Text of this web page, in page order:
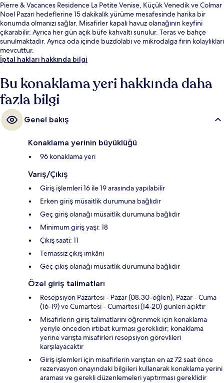
Pierre & Vacances Residence La Petite Venise, Küçük Venedik ve Colmar
Noel Pazarı hedeflerine 15 dakikalık yürüme mesafesinde harika bir
konumda olmanızı sağlar. Misafirler kapalı havuz olanağının keyfini
çıkarabilir. Ayrıca her gün açık büfe kahvaltı sunulur. Teras ve bahçe
sunulmaktadır. Ayrıca oda içinde buzdolabı ve mikrodalga fırın kolaylıkları
mevcuttur.
İptal hakları hakkında bilgi
Bu konaklama yeri hakkında daha
fazla bilgi
Genel bakış
Konaklama yerinin büyüklüğü
96 konaklama yeri
Varış/Çıkış
Giriş işlemleri 16 ile 19 arasında yapılabilir
Erken giriş müsaitlik durumuna bağlıdır
Geç giriş olanağı müsaitlik durumuna bağlıdır
Minimum giriş yaşı: 18
Çıkış saati: 11
Temassız çıkış imkânı
Geç çıkış olanağı müsaitlik durumuna bağlıdır
Özel giriş talimatları
Resepsiyon Pazartesi - Pazar (08.30-öğlen), Pazar - Cuma
(16-19) ve Cumartesi - Cumartesi (14-20) günleri açıktır
Misafirlerin giriş talimatlarını öğrenmek için konaklama
yeriyle önceden irtibat kurması gereklidir; konaklama
yerine varışta misafirleri resepsiyon görevlileri
karşılayacaktır
Giriş işlemleri için misafirlerin varıştan en az 72 saat önce
rezervasyon onayındaki bilgileri kullanarak konaklama yerini
araması ve gerekli düzenlemeleri yaptırması gereklidir